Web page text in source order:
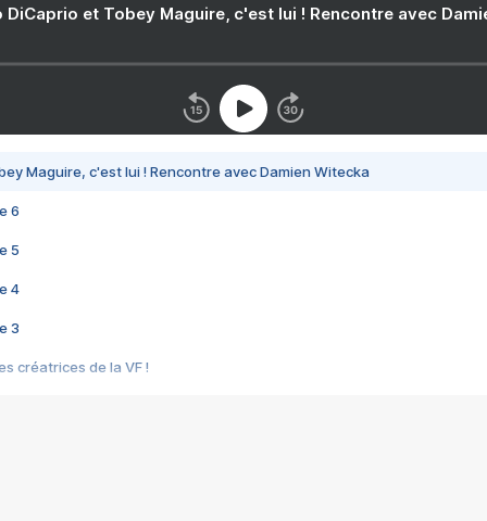
DiCaprio et Tobey Maguire, c'est lui ! Rencontre avec
Maguire, c'est lui ! Rencontre avec Damien Witecka
6
5
4
3
créatrices de la VF !